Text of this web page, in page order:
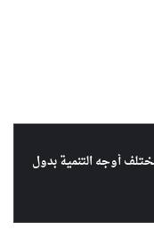
أوجه التنمية بدول